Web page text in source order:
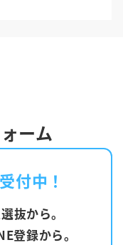
ーム
付中！
抜から。
登録から。